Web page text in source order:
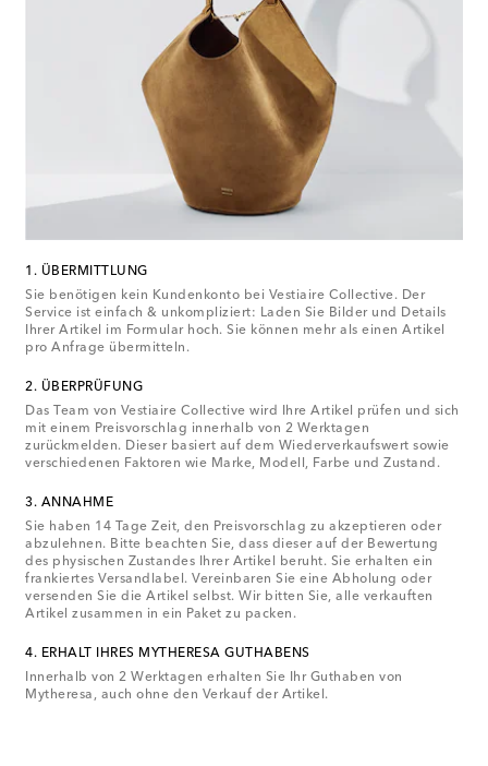
1. ÜBERMITTLUNG
Sie benötigen kein Kundenkonto bei Vestiaire Collective. Der
Service ist einfach & unkompliziert: Laden Sie Bilder und Details
Ihrer Artikel im Formular hoch. Sie können mehr als einen Artikel
pro Anfrage übermitteln.
2. ÜBERPRÜFUNG
Das Team von Vestiaire Collective wird Ihre Artikel prüfen und sich
mit einem Preisvorschlag innerhalb von 2 Werktagen
zurückmelden. Dieser basiert auf dem Wiederverkaufswert sowie
verschiedenen Faktoren wie Marke, Modell, Farbe und Zustand.
3. ANNAHME
Sie haben 14 Tage Zeit, den Preisvorschlag zu akzeptieren oder
abzulehnen. Bitte beachten Sie, dass dieser auf der Bewertung
des physischen Zustandes Ihrer Artikel beruht. Sie erhalten ein
frankiertes Versandlabel. Vereinbaren Sie eine Abholung oder
versenden Sie die Artikel selbst. Wir bitten Sie, alle verkauften
Artikel zusammen in ein Paket zu packen.
4. ERHALT IHRES MYTHERESA GUTHABENS
Innerhalb von 2 Werktagen erhalten Sie Ihr Guthaben von
Mytheresa, auch ohne den Verkauf der Artikel.